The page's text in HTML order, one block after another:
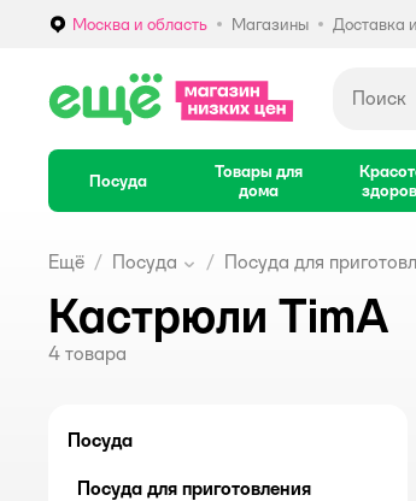
Выбор адреса доставки.
Москва и область Магазины Доставка
Посуда
Товары для
дома
Ещё Посуда Посуда для
Кастрюли TimA
4 товара
Посуда
Посуда для приготовления